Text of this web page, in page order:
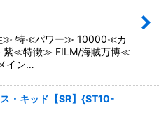
特≪パワー≫ 10000≪カ
≪特徴≫ FILM/海賊万博≪
イン…
ス・キッド【SR】{ST10-